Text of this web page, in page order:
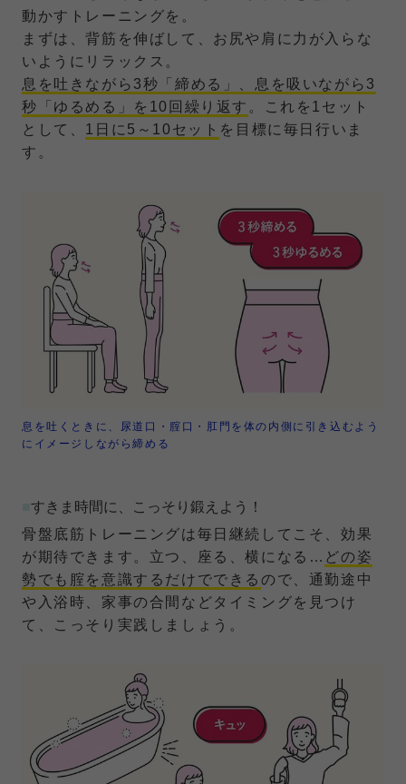
動かすトレーニングを。
まずは、背筋を伸ばして、お尻や肩に力が入らな
いようにリラックス。
息を吐きながら3秒「締める」、息を吸いながら3
秒「ゆるめる」を10回繰り返す 。これを1セット
として、 1日に5～10セット を目標に毎日行いま
す。
息を吐くときに、尿道口・腟口・肛門を体の内側に引き込むよう
にイメージしながら締める
すきま時間に、こっそり鍛えよう！
骨盤底筋トレーニングは毎日継続してこそ、効果
が期待できます。立つ、座る、横になる… どの姿
勢でも腟を意識するだけでできる ので、通勤途中
や入浴時、家事の合間などタイミングを見つけ
て、こっそり実践しましょう。